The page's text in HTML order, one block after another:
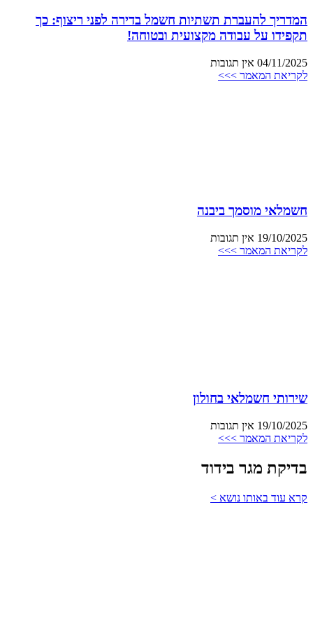
המדריך להעברת תשתיות חשמל בדירה לפני ריצוף: כך
תקפידו על עבודה מקצועית ובטוחה!
04/11/2025 אין תגובות
לקריאת המאמר >>>
חשמלאי מוסמך ביבנה
19/10/2025 אין תגובות
לקריאת המאמר >>>
שירותי חשמלאי בחולון
19/10/2025 אין תגובות
לקריאת המאמר >>>
בדיקת מגר בידוד
קרא עוד באותו נושא >